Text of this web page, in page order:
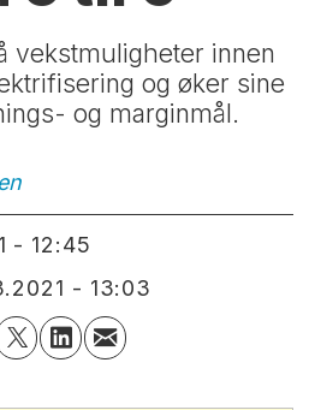
vekstmuligheter innen
og øker sine
og marginmål.
- 12:45
- 13:03